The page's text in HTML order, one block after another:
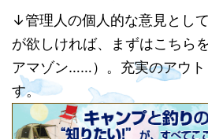
↓管理人の個人的な意見とし
が欲しければ、まずはこちら
アマゾン……）。充実のアウ
す。